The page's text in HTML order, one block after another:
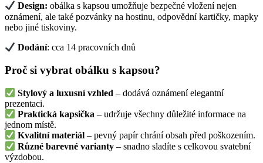
Design: obálka s kapsou umožňuje bezpečné vložení nejen
oznámení, ale také pozvánky na hostinu, odpovědní kartičky, mapky
nebo jiné tiskoviny.
Dodání: cca 14 pracovních dnů
Proč si vybrat obálku s kapsou?
Stylový a luxusní vzhled – dodává oznámení elegantní
prezentaci.
Praktická kapsička – udržuje všechny důležité informace na
jednom místě.
Kvalitní materiál – pevný papír chrání obsah před poškozením.
Různé barevné varianty – snadno sladíte s celkovou svatební
výzdobou.